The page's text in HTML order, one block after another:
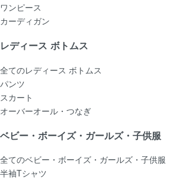
ワンピース
カーディガン
レディース ボトムス
全てのレディース ボトムス
パンツ
スカート
オーバーオール・つなぎ
ベビー・ボーイズ・ガールズ・子供服
全てのベビー・ボーイズ・ガールズ・子供服
半袖Tシャツ